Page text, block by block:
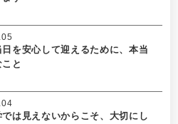
を安心して迎えるために、本当
と
は見えないからこそ、大切にし